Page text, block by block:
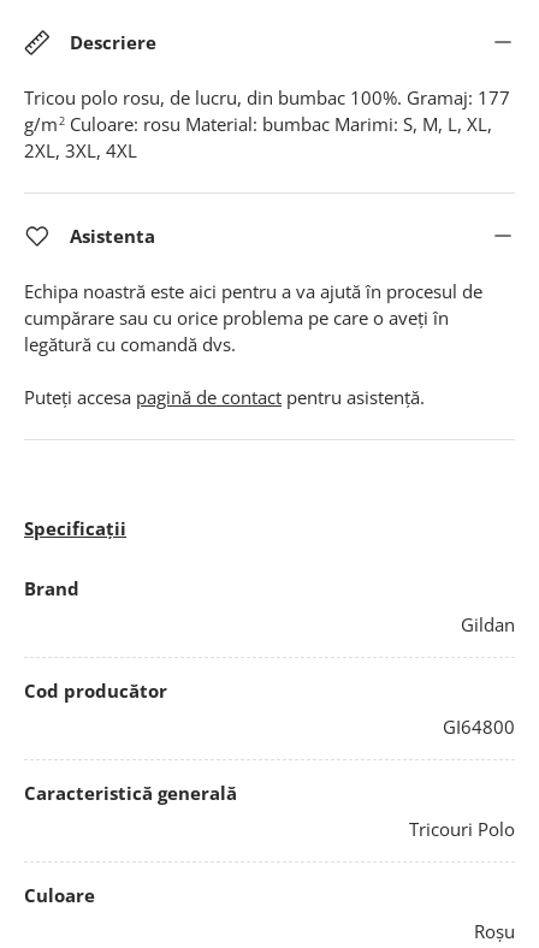
Descriere
Tricou polo rosu, de lucru, din bumbac 100%. Gramaj: 177
g/m2 Culoare: rosu Material: bumbac Marimi: S, M, L, XL,
2XL, 3XL, 4XL
Asistenta
Echipa noastră este aici pentru a va ajută în procesul de
cumpărare sau cu orice problema pe care o aveți în
legătură cu comandă dvs.
Puteți accesa pagină de contact pentru asistență.
Specificații
Brand
Gildan
Cod producător
GI64800
Caracteristică generală
Tricouri Polo
Culoare
Roșu